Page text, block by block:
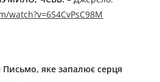
Письмо, яке запалює серця